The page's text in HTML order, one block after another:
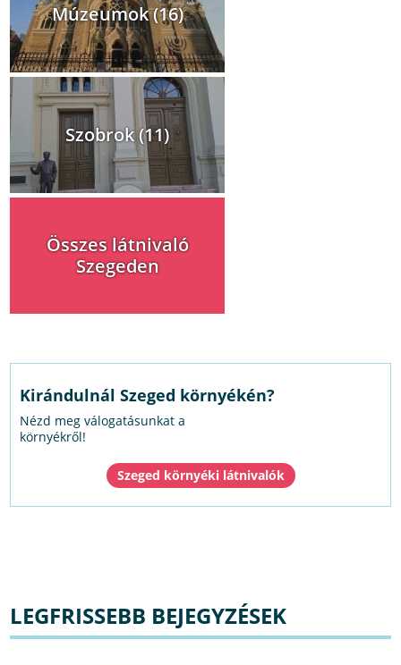
Múzeumok (16)
Szobrok (11)
Összes látnivaló
Szegeden
Kirándulnál Szeged környékén?
Nézd meg válogatásunkat a
környékről!
Szeged környéki látnivalók
LEGFRISSEBB BEJEGYZÉSEK